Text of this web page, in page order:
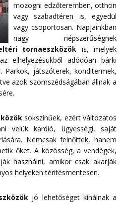
mozogni edzőteremben, otthon
vagy szabadtéren is, egyedül
vagy csoportosan. Napjainkban
nagy népszerűségnek
tornaeszközök is, melyek
elhelyezésükből adódóan bárki
Parkok, játszóterek, konditermek,
azok szomszédságában állnak a
sokszínűek, ezért változatos
velük kardió, ügyességi, saját
Nemcsak felnőttek, hanem
őket. A közösség, a vendégek,
használni, amikor csak akarják
helyeken térítésmentesen.
jó lehetőséget kínálnak a